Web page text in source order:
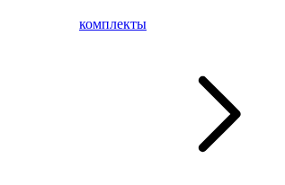
комплекты